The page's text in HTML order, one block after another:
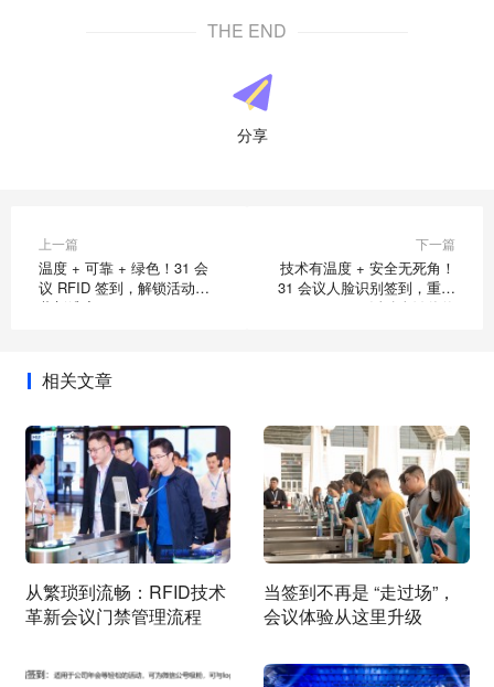
THE END
分享
上一篇
温度 + 可靠 + 绿色！31 会
议 RFID 签到，解锁活动运
营新维度
下一篇
技术有温度 + 安全无死角！
31 会议人脸识别签到，重塑
活动全链价值
相关文章
从繁琐到流畅：RFID技术
革新会议门禁管理流程
当签到不再是 “走过场”，
会议体验从这里升级